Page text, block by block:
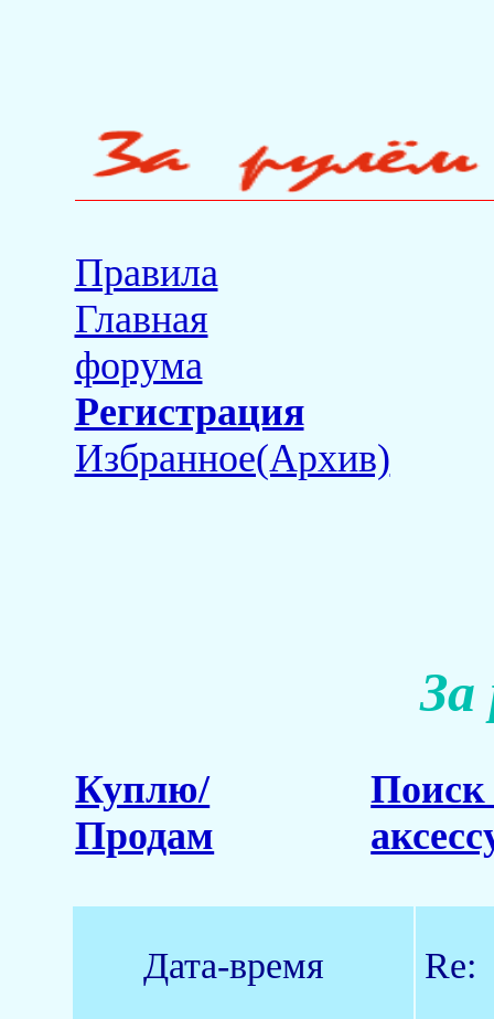
Правила
Главная
форума
Регистрация
Избранное(Архив)
За
Куплю/
Продам
Поиск
Дата-время Re: